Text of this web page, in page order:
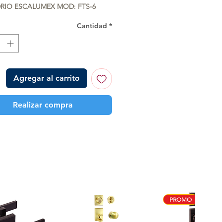
ESCALUMEX MOD: FTS-6
Cantidad *
Agregar al carrito
Realizar compra
PROMO